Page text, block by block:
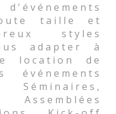
taille et
styles
adapter à
location de